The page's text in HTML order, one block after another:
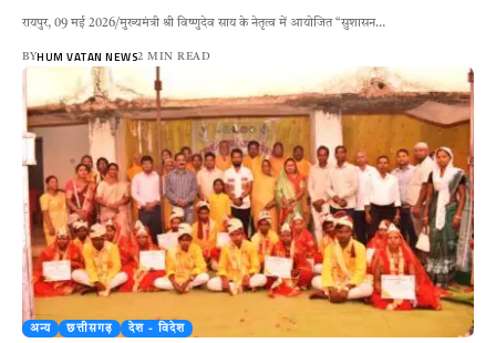
रायपुर, 09 मई 2026/मुख्यमंत्री श्री विष्णुदेव साय के नेतृत्व में आयोजित “सुशासन…
BYHUM VATAN NEWS2 MIN READ
अन्य छत्तीसगढ़ देश - विदेश